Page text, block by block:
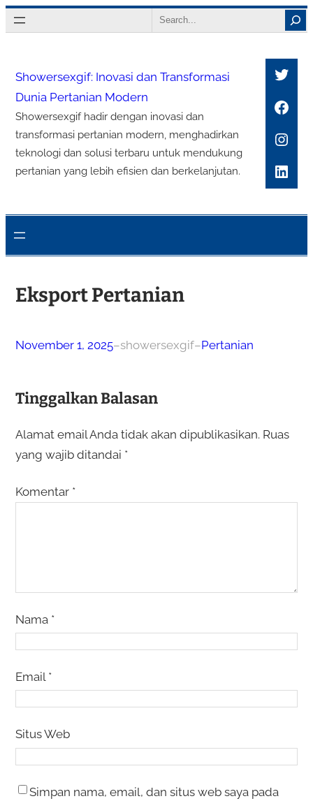
Lewati
ke
Search
Showersexgif: Inovasi dan Transformasi
Dunia Pertanian Modern
Showersexgif hadir dengan inovasi dan
transformasi pertanian modern, menghadirkan
teknologi dan solusi terbaru untuk mendukung
pertanian yang lebih efisien dan berkelanjutan.
Eksport Pertanian
November 1, 2025–showersexgif–Pertanian
Tinggalkan Balasan
Alamat email Anda tidak akan dipublikasikan. Ruas
yang wajib ditandai *
Komentar *
Nama *
Email *
Situs Web
Simpan nama, email, dan situs web saya pada